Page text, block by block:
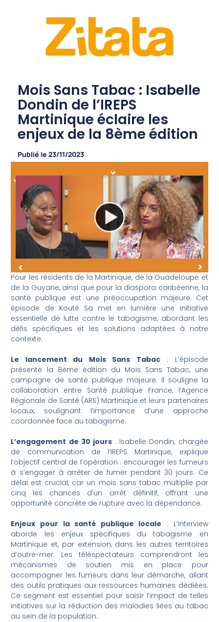
Mois Sans Tabac : Isabelle
Dondin de l’IREPS
Martinique éclaire les
enjeux de la 8ème édition
Publié le 23/11/2023
Pour les résidents de la Martinique, de la Guadeloupe et
de la Guyane, ainsi que pour la diaspora caribéenne, la
santé publique est une préoccupation majeure. Cet
épisode de Kouté Sa met en lumière une initiative
essentielle de lutte contre le tabagisme, abordant les
défis spécifiques et les solutions adaptées à notre
contexte.
Le lancement du Mois Sans Tabac: L’épisode
présente la 8ème édition du Mois Sans Tabac, une
campagne de santé publique majeure. Il souligne la
collaboration entre Santé publique France, l’Agence
Régionale de Santé (ARS) Martinique et leurs partenaires
locaux, soulignant l’importance d’une approche
coordonnée face au tabagisme.
L’engagement de 30 jours: Isabelle Dondin, chargée
de communication de l’IREPS Martinique, explique
l’objectif central de l’opération : encourager les fumeurs
à s’engager à arrêter de fumer pendant 30 jours. Ce
délai est crucial, car un mois sans tabac multiplie par
cinq les chances d’un arrêt définitif, offrant une
opportunité concrète de rupture avec la dépendance.
Enjeux pour la santé publique locale : L’interview
aborde les enjeux spécifiques du tabagisme en
Martinique et, par extension, dans les autres territoires
d’outre-mer. Les téléspectateurs comprendront les
mécanismes de soutien mis en place pour
accompagner les fumeurs dans leur démarche, allant
des outils pratiques aux ressources humaines dédiées.
Ce segment est essentiel pour saisir l’impact de telles
initiatives sur la réduction des maladies liées au tabac
au sein de la population.